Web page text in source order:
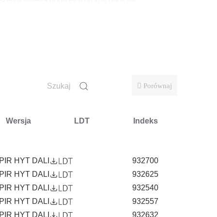
z wtyczką*) oraz są wyposażone w klosze.
gniazdka sieci.
Lena Lighting Clue i sterowanie w czasie
Porównaj
Wersja LDT Indeks
HYT DALI
932700
HYT DALI
932625
HYT DALI
932540
HYT DALI
932557
HYT DALI 932632